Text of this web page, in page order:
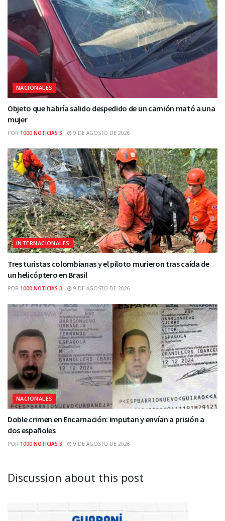
NACIONALES
Objeto que habría salido despedido de un camión mató a una
mujer
POR 1000 NOTICIAS 3 9 DE AGOSTO DE 2026
INTERNACIONALES
Tres turistas colombianas y el piloto murieron tras caída de
un helicóptero en Brasil
POR 1000 NOTICIAS 3 9 DE AGOSTO DE 2026
NACIONALES
Doble crimen en Encarnación: imputan y envían a prisión a
dos españoles
POR 1000 NOTICIAS 3 9 DE AGOSTO DE 2026
Discussion about this post